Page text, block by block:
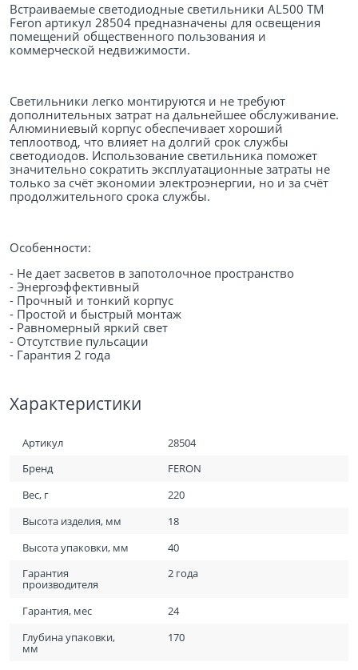
Встраиваемые светодиодные светильники AL500 TM
Feron артикул 28504 предназначены для освещения
помещений общественного пользования и
коммерческой недвижимости.
Светильники легко монтируются и не требуют
дополнительных затрат на дальнейшее обслуживание.
Алюминиевый корпус обеспечивает хороший
теплоотвод, что влияет на долгий срок службы
светодиодов. Использование светильника поможет
значительно сократить эксплуатационные затраты не
только за счёт экономии электроэнергии, но и за счёт
продолжительного срока службы.
Особенности:
- Не дает засветов в запотолочное пространство
- Энергоэффективный
- Прочный и тонкий корпус
- Простой и быстрый монтаж
- Равномерный яркий свет
- Отсутствие пульсации
- Гарантия 2 годa
Характеристики
Артикул
28504
Бренд
FERON
Вес, г
220
Высота изделия, мм
18
Высота упаковки, мм
40
Гарантия
производителя
2 года
Гарантия, мес
24
Глубина упаковки,
мм
170